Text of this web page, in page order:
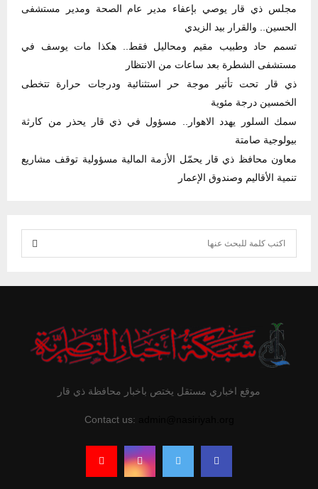
مجلس ذي قار يوصي بإعفاء مدير عام الصحة ومدير مستشفى
الحسين.. والقرار بيد الزيدي
تسمم حاد وطبيب مقيم ومحاليل فقط.. هكذا مات يوسف في
مستشفى الشطرة بعد ساعات من الانتظار
ذي قار تحت تأثير موجة حر استثنائية ودرجات حرارة تتخطى
الخمسين درجة مئوية
سمك السلور يهدد الاهوار.. مسؤول في ذي قار يحذر من كارثة
بيولوجية صامتة
معاون محافظ ذي قار يحمّل الأزمة المالية مسؤولية توقف مشاريع
تنمية الأقاليم وصندوق الإعمار
e
R
موقع اخباري مستقل يختص باخبار محافظة ذي قار
Contact us: